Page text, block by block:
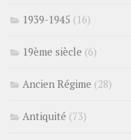
1939-1945 (16)
19ème siècle (6)
Ancien Régime (28)
Antiquité (73)